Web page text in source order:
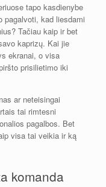
tapo kasdienybe
pagalvoti, kad liesdami
Tačiau kaip ir bet
kaprizų. Kai jie
ekranai, o visa
prisilietimo iki
ar neteisingai
tai rimtesni
pagalbos. Bet
visa tai veikia ir ką
komanda